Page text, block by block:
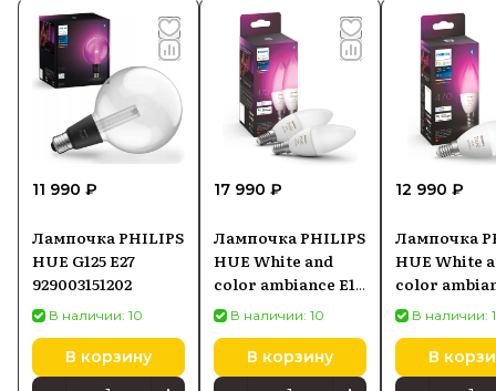
11 990 ₽
Лампочка PHILIPS
HUE G125 E27
929003151202
В наличии: 10
В корзину
17 990 ₽
Лампочка PHILIPS
HUE White and
color ambiance E14
929002294205
В наличии: 10
В корзину
12 990 ₽
Лампочка
HUE White
color
В наличии:
В